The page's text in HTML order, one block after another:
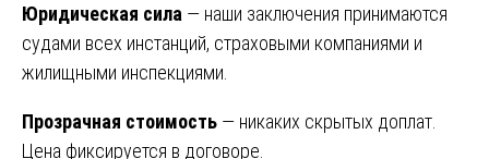
Юридическая сила — наши заключения принимаются
судами всех инстанций, страховыми компаниями и
жилищными инспекциями.
Прозрачная стоимость — никаких скрытых доплат.
Цена фиксируется в договоре.